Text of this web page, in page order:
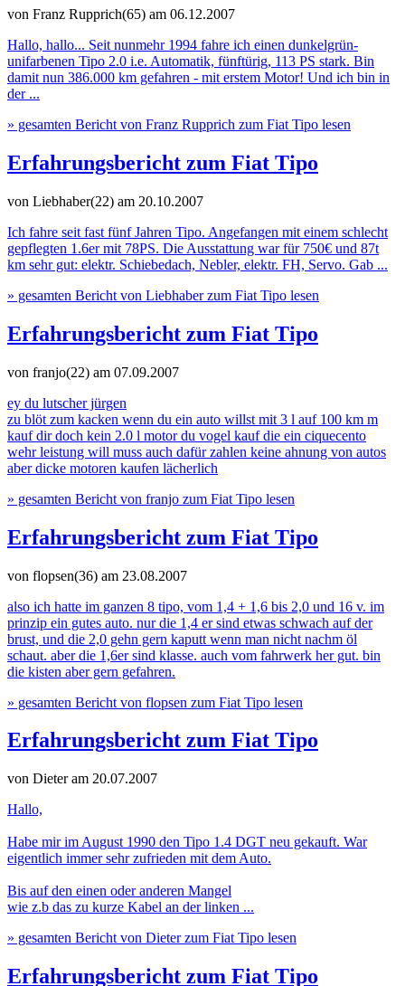
von Franz Rupprich(65) am 06.12.2007
Hallo, hallo... Seit nunmehr 1994 fahre ich einen dunkelgrün-
unifarbenen Tipo 2.0 i.e. Automatik, fünftürig, 113 PS stark. Bin
damit nun 386.000 km gefahren - mit erstem Motor! Und ich bin in
der ...
» gesamten Bericht von Franz Rupprich zum Fiat Tipo lesen
Erfahrungsbericht zum Fiat Tipo
von Liebhaber(22) am 20.10.2007
Ich fahre seit fast fünf Jahren Tipo. Angefangen mit einem schlecht
gepflegten 1.6er mit 78PS. Die Ausstattung war für 750€ und 87t
km sehr gut: elektr. Schiebedach, Nebler, elektr. FH, Servo. Gab ...
» gesamten Bericht von Liebhaber zum Fiat Tipo lesen
Erfahrungsbericht zum Fiat Tipo
von franjo(22) am 07.09.2007
ey du lutscher jürgen
zu blöt zum kacken wenn du ein auto willst mit 3 l auf 100 km m
kauf dir doch kein 2.0 l motor du vogel kauf die ein ciquecento
wehr leistung will muss auch dafür zahlen keine ahnung von autos
aber dicke motoren kaufen lächerlich
» gesamten Bericht von franjo zum Fiat Tipo lesen
Erfahrungsbericht zum Fiat Tipo
von flopsen(36) am 23.08.2007
also ich hatte im ganzen 8 tipo, vom 1,4 + 1,6 bis 2,0 und 16 v. im
prinzip ein gutes auto. nur die 1,4 er sind etwas schwach auf der
brust, und die 2,0 gehn gern kaputt wenn man nicht nachm öl
schaut. aber die 1,6er sind klasse. auch vom fahrwerk her gut. bin
die kisten aber gern gefahren.
» gesamten Bericht von flopsen zum Fiat Tipo lesen
Erfahrungsbericht zum Fiat Tipo
von Dieter am 20.07.2007
Hallo,
Habe mir im August 1990 den Tipo 1.4 DGT neu gekauft. War
eigentlich immer sehr zufrieden mit dem Auto.
Bis auf den einen oder anderen Mangel
wie z.b das zu kurze Kabel an der linken ...
» gesamten Bericht von Dieter zum Fiat Tipo lesen
Erfahrungsbericht zum Fiat Tipo